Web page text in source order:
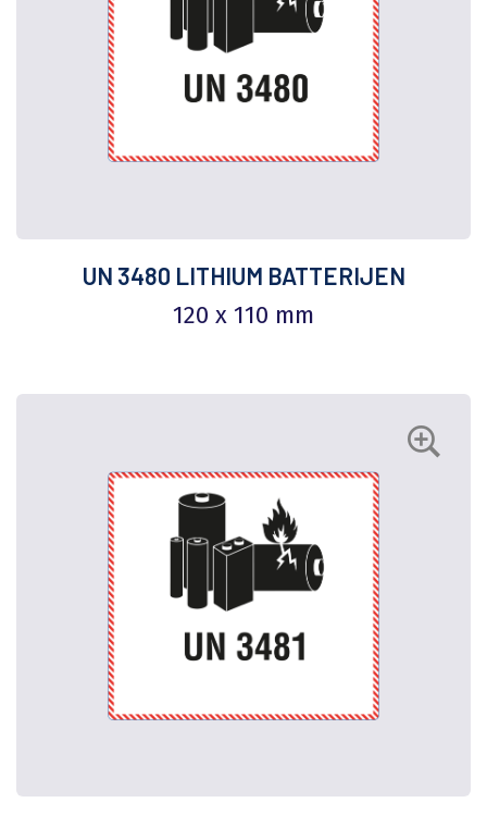
UN 3480 LITHIUM BATTERIJEN
120 x 110 mm